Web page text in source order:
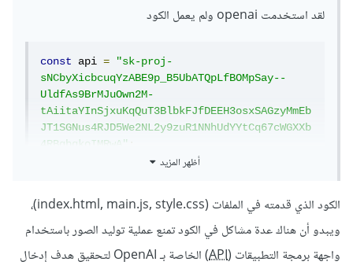
لقد استخدمت openai ولم يعمل الكود
const api =
"sk-proj-
sNCbyXicbcuqYzABE9p_B5UbATQpLfBOMpSay--
UldfAs9BrMJuOwn2M-
tAiitaYInSjxuKqQuT3BlbkFJfDEEH3osxSAGzyMmEb
JT1SGNus4RJD5We2NL2y9zuR1NNhUdYYtCq67cWGXXb
4RBgbqkoIMRwA"
const images =
document. querySelector ('.images' )
const getImage = async () => {
أظهر المزيد
الكود الذي قدمته في الملفات (index.html, main.js, style.css)،
ويبدو أن هناك عدة مشاكل في الكود تمنع عملية توليد الصور باستخدام
واجهة برمجة التطبيقات ( API
) الخاصة بـ OpenAI لتحقيق هدف إدخال